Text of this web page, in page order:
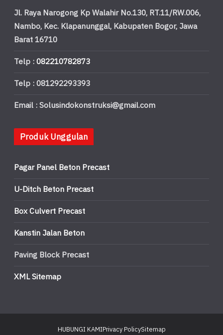
Jl. Raya Narogong Kp Walahir No.130, RT.11/RW.006,
Nambo, Kec. Klapanunggal, Kabupaten Bogor, Jawa
Barat 16710
Telp :082210782873
Telp : 081292293393
Email : Solusindokonstruksi@gmail.com
Produk Unggulan
Pagar Panel Beton Precast
U-Ditch Beton Precast
Box Culvert Precast
Kanstin Jalan Beton
Paving Block Precast
XML Sitemap
HUBUNGI KAMIPrivacy PolicySitemap